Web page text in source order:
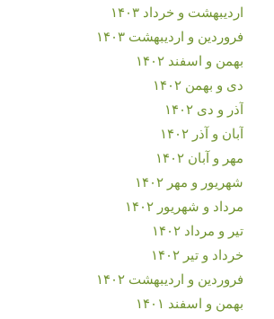
اردیبهشت و خرداد ۱۴۰۳
فروردین و اردیبهشت ۱۴۰۳
بهمن و اسفند ۱۴۰۲
دی و بهمن ۱۴۰۲
آذر و دی ۱۴۰۲
آبان و آذر ۱۴۰۲
مهر و آبان ۱۴۰۲
شهریور و مهر ۱۴۰۲
مرداد و شهریور ۱۴۰۲
تیر و مرداد ۱۴۰۲
خرداد و تیر ۱۴۰۲
فروردین و اردیبهشت ۱۴۰۲
بهمن و اسفند ۱۴۰۱